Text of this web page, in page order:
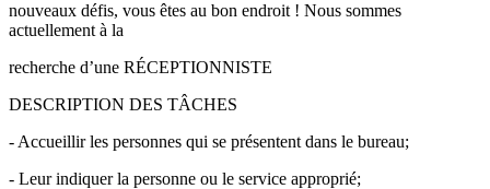
nouveaux défis, vous êtes au bon endroit ! Nous sommes
actuellement à la
recherche d’une RÉCEPTIONNISTE
DESCRIPTION DES TÂCHES
- Accueillir les personnes qui se présentent dans le bureau;
- Leur indiquer la personne ou le service approprié;